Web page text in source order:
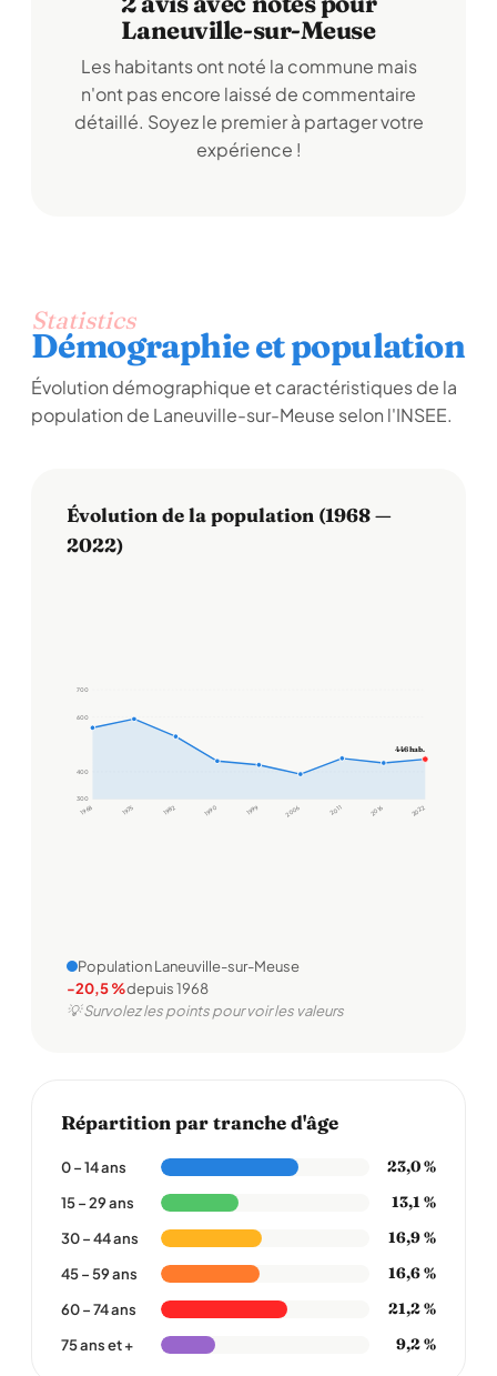
Laneuville-sur-Meuse
Les habitants ont noté la commune mais
n'ont pas encore laissé de commentaire
détaillé. Soyez le premier à partager votre
expérience !
Statistics
Démographie et population
Évolution démographique et caractéristiques de la
population de Laneuville-sur-Meuse selon l'INSEE.
Évolution de la population (1968 —
2022)
300
400
600
700
1968 1975 1982 1990 1999 2006 2011 2016 2022
446 hab.
Population Laneuville-sur-Meuse
-20,5 %depuis 1968
💡 Survolez les points pour voir les valeurs
Répartition par tranche d'âge
0 – 14 ans 23,0 %
15 – 29 ans 13,1 %
30 – 44 ans 16,9 %
45 – 59 ans 16,6 %
60 – 74 ans 21,2 %
75 ans et + 9,2 %